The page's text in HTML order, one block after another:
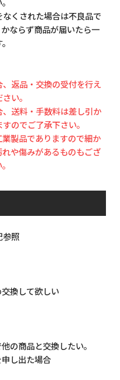
くされた場合は不良品で
ならず商品が届いたら一
返品・交換の受付を行え
い。
送料・手数料は差し引か
のでご了承下さい。
製品でありますので細か
や傷みがあるものもござ
参照
換して欲しい
の商品と交換したい。
し出た場合